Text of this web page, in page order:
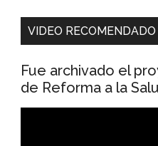
VIDEO RECOMENDADO
Fue archivado el
de Reforma a la